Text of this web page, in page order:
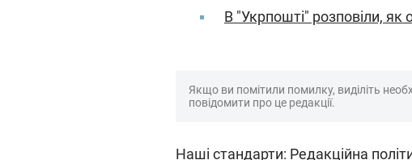
В "Укрпошті" розповіли, як
Якщо ви помітили помилку, виділіть
повідомити про це редакції.
Наші стандарти: Редакційна